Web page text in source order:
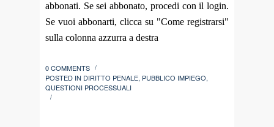
abbonati. Se sei abbonato, procedi con il login.
Se vuoi abbonarti, clicca su "Come registrarsi"
sulla colonna azzurra a destra
0 COMMENTS /
POSTED IN DIRITTO PENALE, PUBBLICO IMPIEGO,
QUESTIONI PROCESSUALI
/